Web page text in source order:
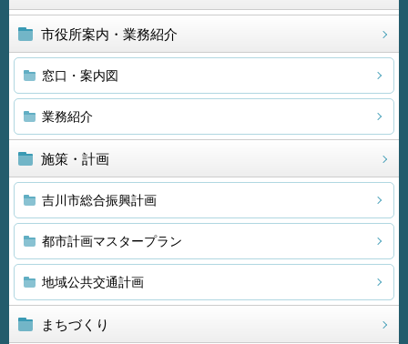
市役所案内・業務紹介
窓口・案内図
業務紹介
施策・計画
吉川市総合振興計画
都市計画マスタープラン
地域公共交通計画
まちづくり